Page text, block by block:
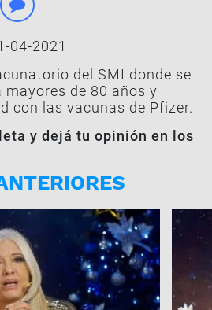
04-2021
del SMI donde se
de 80 años y
con las vacunas de Pfizer.
y dejá tu opinión en los